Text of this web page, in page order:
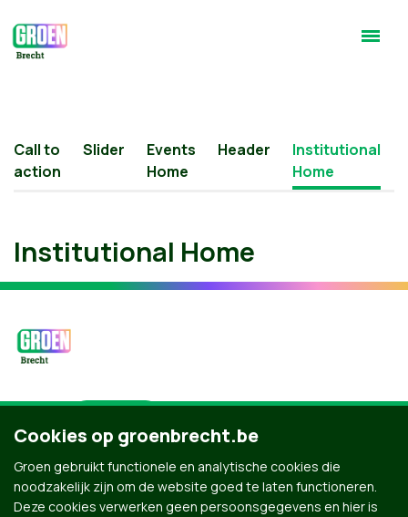
Call to
action
Slider
Events
Home
Header
Institutional
Home
Institutional Home
Contact Privacybeleid
Cookies op groenbrecht.be
Groen gebruikt functionele en analytische cookies die
noodzakelijk zijn om de website goed te laten functioneren.
Deze cookies verwerken geen persoonsgegevens en hier is